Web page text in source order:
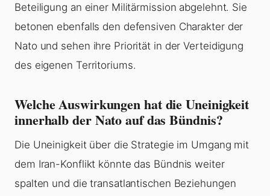
Beteiligung an einer Militärmission abgelehnt. Sie
betonen ebenfalls den defensiven Charakter der
Nato und sehen ihre Priorität in der Verteidigung
des eigenen Territoriums.
Welche Auswirkungen hat die Uneinigkeit
innerhalb der Nato auf das Bündnis?
Die Uneinigkeit über die Strategie im Umgang mit
dem Iran-Konflikt könnte das Bündnis weiter
spalten und die transatlantischen Beziehungen